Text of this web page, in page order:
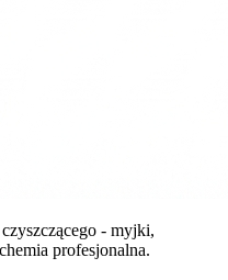
- myjki,
profesjonalna.